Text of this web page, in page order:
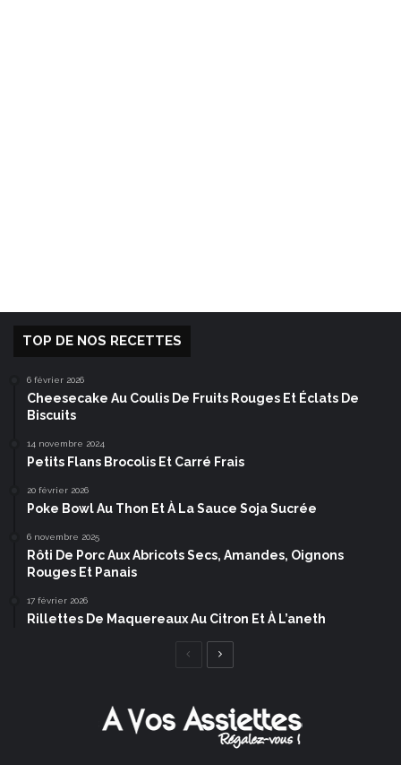
TOP DE NOS RECETTES
6 février 2026
Cheesecake Au Coulis De Fruits Rouges Et Éclats De
Biscuits
14 novembre 2024
Petits Flans Brocolis Et Carré Frais
20 février 2026
Poke Bowl Au Thon Et À La Sauce Soja Sucrée
6 novembre 2025
Rôti De Porc Aux Abricots Secs, Amandes, Oignons
Rouges Et Panais
17 février 2026
Rillettes De Maquereaux Au Citron Et À L’aneth
Page